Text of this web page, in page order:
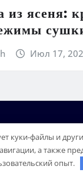
из ясеня:
Июл 17,
куки-файлы и
а также
опыт.